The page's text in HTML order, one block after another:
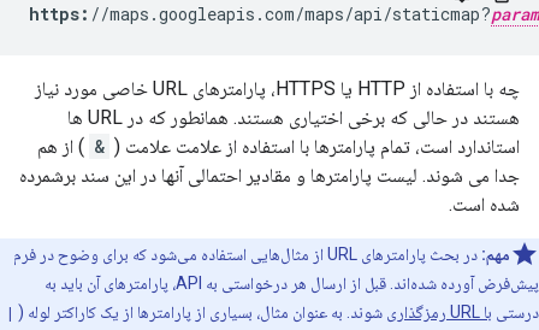
https: //maps.googleapis.com/maps/api/staticmap?
چه با استفاده از HTTP یا HTTPS، پارامترهای URL خاصی مورد نیاز
هستند در حالی که برخی اختیاری هستند. همانطور که در URL ها
استاندارد است، تمام پارامترها با استفاده از علامت علامت ( & ) از هم
جدا می شوند. لیست پارامترها و مقادیر احتمالی آنها در این سند برشمرده
شده است.
مهم:
در بحث پارامترهای URL از مثال‌هایی استفاده می‌شود که برای وضوح در فرم
پیش‌فرض آورده شده‌اند. قبل از ارسال هر درخواستی به API، پارامترهای آن باید به
درستی با URL رمزگذاری شوند. به عنوان مثال، بسیاری از پارامترها از یک کاراکتر لوله ( |